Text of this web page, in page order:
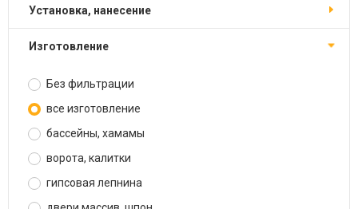
установка, нанесение
изготовление
Без фильтрации
все изготовление
бассейны, хамамы
ворота, калитки
гипсовая лепнина